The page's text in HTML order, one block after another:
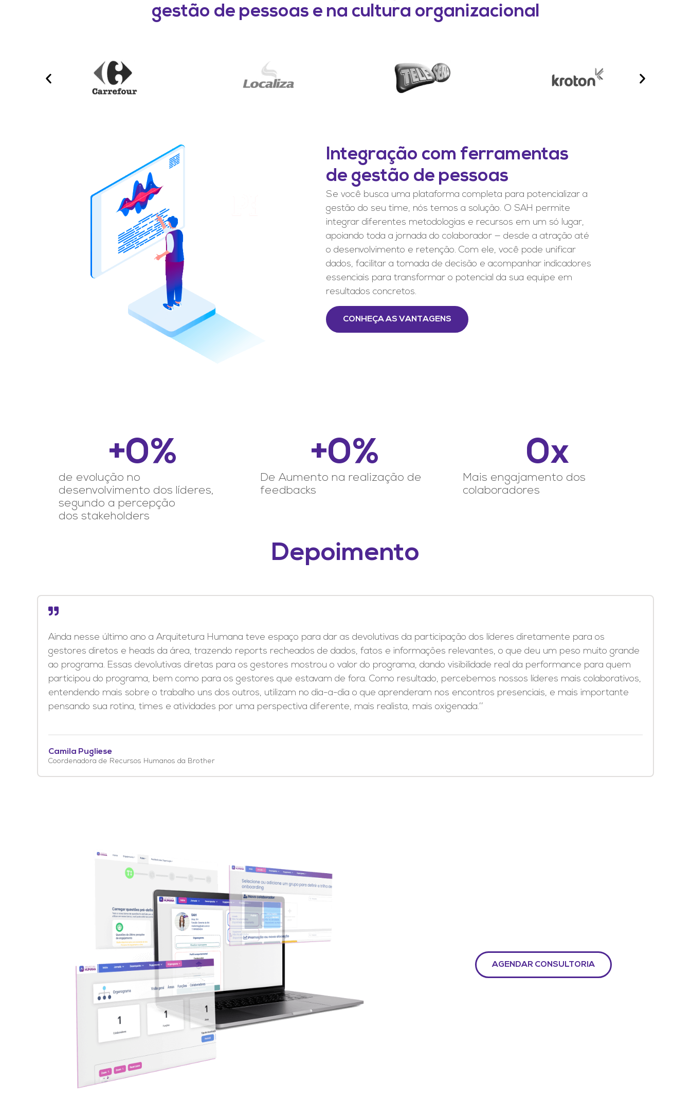
gestão de pessoas e na cultura organizacional
Integração com ferramentas
de gestão de pessoas
Se você busca uma plataforma completa para potencializar a
gestão do seu time, nós temos a solução. O SAH permite
integrar diferentes metodologias e recursos em um só lugar,
apoiando toda a jornada do colaborador — desde a atração até
o desenvolvimento e retenção. Com ele, você pode unificar
dados, facilitar a tomada de decisão e acompanhar indicadores
essenciais para transformar o potencial da sua equipe em
resultados concretos.
CONHEÇA AS VANTAGENS
de evolução no
desenvolvimento dos líderes,
segundo a percepção
dos stakeholders
+0%
De Aumento na realização de
feedbacks
+0%
Mais engajamento dos
colaboradores
0x
Depoimento
Ainda nesse último ano a Arquitetura Humana teve espaço para dar as devolutivas da participação dos líderes diretamente para os
gestores diretos e heads da área, trazendo reports recheados de dados, fatos e informações relevantes, o que deu um peso muito grande
ao programa. Essas devolutivas diretas para os gestores mostrou o valor do programa, dando visibilidade real da performance para quem
participou do programa, bem como para os gestores que estavam de fora. Como resultado, percebemos nossos líderes mais colaborativos,
entendendo mais sobre o trabalho uns dos outros, utilizam no dia-a-dia o que aprenderam nos encontros presenciais, e mais importante
pensando sua rotina, times e atividades por uma perspectiva diferente, mais realista, mais oxigenada.’’
Camila Pugliese
Coordenadora de Recursos Humanos da Brother
AGENDAR CONSULTORIA